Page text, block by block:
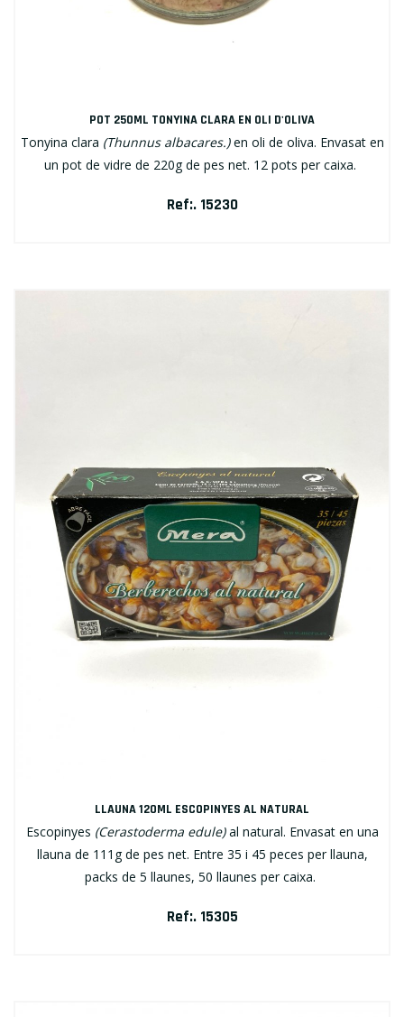
POT 250ML TONYINA CLARA EN OLI D'OLIVA
Tonyina clara (Thunnus albacares.)en oli de oliva. Envasat en
un pot de vidre de 220g de pes net. 12 pots per caixa.
Ref:. 15230
LLAUNA 120ML ESCOPINYES AL NATURAL
Escopinyes (Cerastoderma edule)al natural. Envasat en una
llauna de 111g de pes net. Entre 35 i 45 peces per llauna,
packs de 5 llaunes, 50 llaunes per caixa.
Ref:. 15305